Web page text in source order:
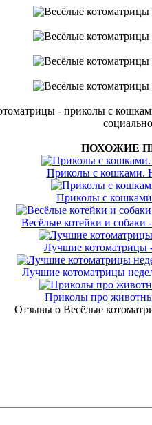
- приколы с
ПОХОЖИЕ
Приколы с кошками.
Приколы с
Весёлые котейки и
Лучшие котоматрицы
Лучшие котоматрицы
Приколы про
Отзывы о Весёлые